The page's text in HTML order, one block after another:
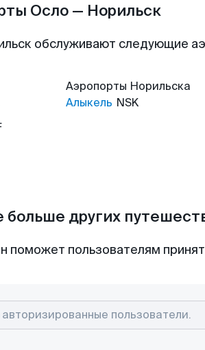
Осло — Норильск
обслуживают следующие
Аэропорты Норильска
Алыкель NSK
больше других
поможет пользователям